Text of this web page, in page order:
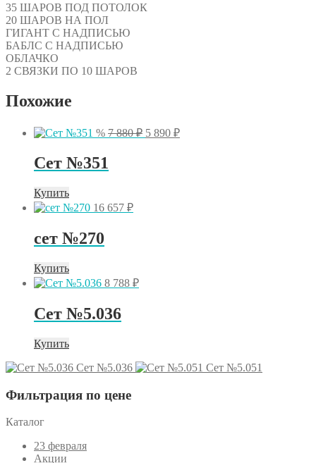
35 ШАРОВ ПОД ПОТОЛОК
20 ШАРОВ НА ПОЛ
ГИГАНТ С НАДПИСЬЮ
БАБЛС С НАДПИСЬЮ
ОБЛАЧКО
2 СВЯЗКИ ПО 10 ШАРОВ
Похожие
% 7 880₽ Первоначальная
5 890 ₽Текущая
Сет №351
Купить
16 657 ₽
сет №270
Купить
8 788 ₽
Сет №5.036
Купить
Сет №5.036
Сет №5.051
Фильтрация по цене
Каталог
23 февраля
Акции